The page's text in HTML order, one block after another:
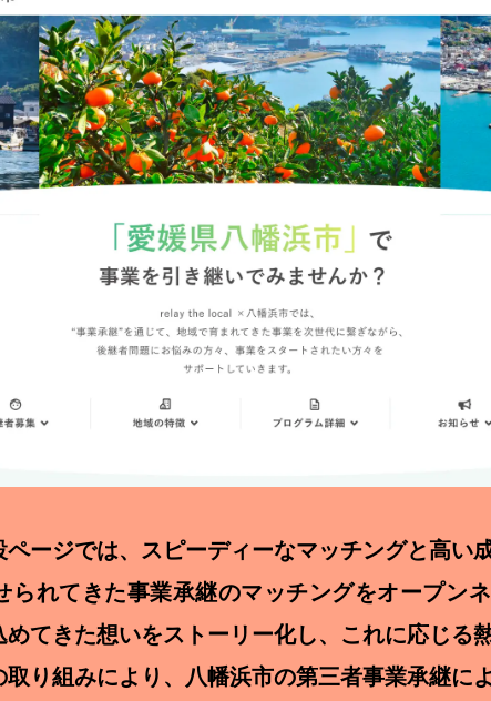
ページでは、スピーディーなマッチングと高い
られてきた事業承継のマッチングをオープン
てきた想いをストーリー化し、これに応じる
り組みにより、八幡浜市の第三者事業承継に